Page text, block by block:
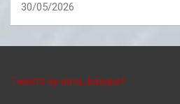
30/05/2026
Tweets by data_basquet